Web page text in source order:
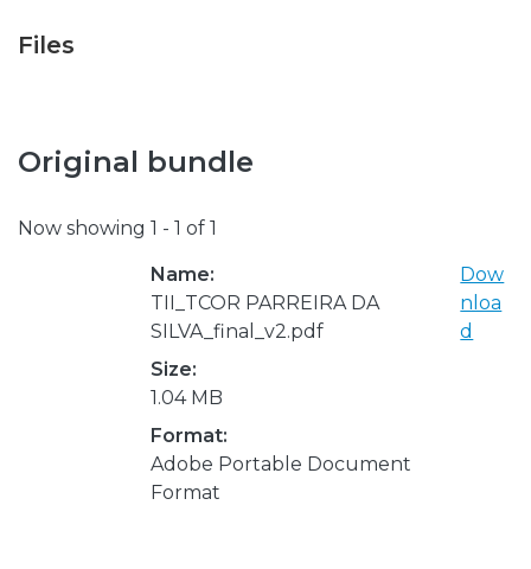
Files
Original bundle
Now showing 1 - 1 of 1
Name:
TII_TCOR PARREIRA DA
SILVA_final_v2.pdf
Size:
1.04 MB
Format:
Adobe Portable Document
Format
Dow
nloa
d